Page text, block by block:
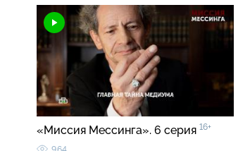
«Миссия Мессинга». 6 серия 16+